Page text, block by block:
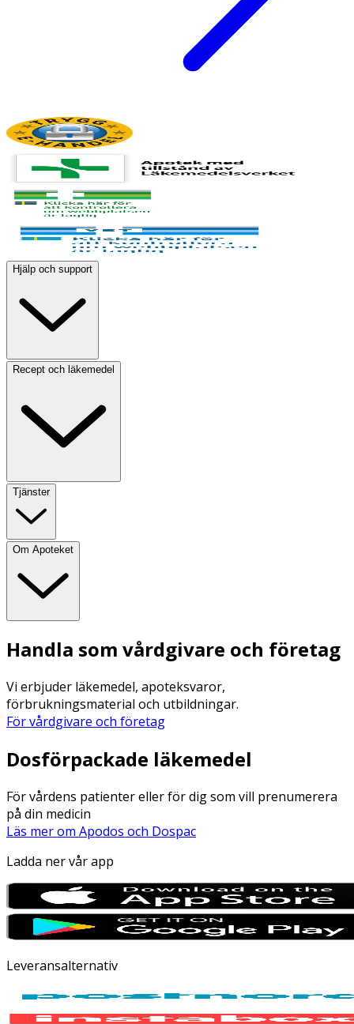
Hjälp och support
Recept och läkemedel
Tjänster
Om Apoteket
Handla som vårdgivare och företag
Vi erbjuder läkemedel, apoteksvaror,
förbrukningsmaterial och utbildningar.
För vårdgivare och företag
Dosförpackade läkemedel
För vårdens patienter eller för dig som vill prenumerera
på din medicin
Läs mer om Apodos och Dospac
Ladda ner vår app
Leveransalternativ